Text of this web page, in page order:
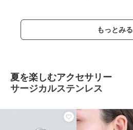
もっとみる
夏を楽しむアクセサリー
サージカルステンレス